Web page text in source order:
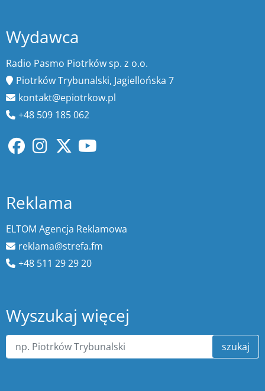
Wydawca
Radio Pasmo Piotrków sp. z o.o.
Piotrków Trybunalski, Jagiellońska 7
kontakt@epiotrkow.pl
+48 509 185 062
Reklama
ELTOM Agencja Reklamowa
reklama@strefa.fm
+48 511 29 29 20
Wyszukaj więcej
szukaj